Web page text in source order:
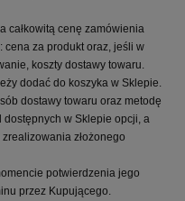
całkowitą cenę zamówienia
cena za produkt oraz, jeśli w
koszty dostawy towaru.
dodać do koszyka w Sklepie.
dostawy towaru oraz metodę
dostępnych w Sklepie opcji, a
złożonego
potwierdzenia jego
przez Kupującego.